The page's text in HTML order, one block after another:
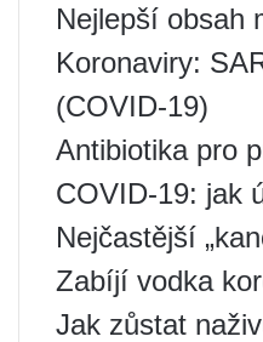
Nejlepší obsah
Koronaviry:
(COVID-19)
Antibiotika pro
COVID-19: jak
Nejčastější
Zabíjí vodka
Jak zůstat